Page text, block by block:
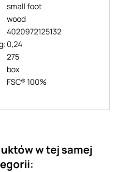
small foot
wood
4020972125132
0,24
275
box
FSC® 100%
w tej samej